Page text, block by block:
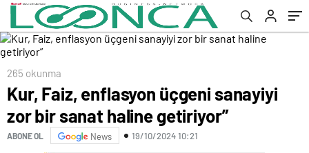
265 okunma
Kur, Faiz, enflasyon üçgeni sanayiyi
zor bir sanat haline getiriyor”
ABONE OL News 19/10/2024 10:21